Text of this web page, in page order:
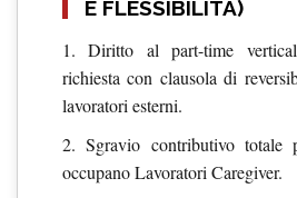
E FLESSIBILITÀ)
1. Diritto al part-time
richiesta con clausola di
lavoratori esterni.
2. Sgravio contributivo totale
occupano Lavoratori Caregiver.